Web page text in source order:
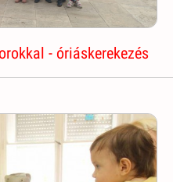
- óriáskerekezés